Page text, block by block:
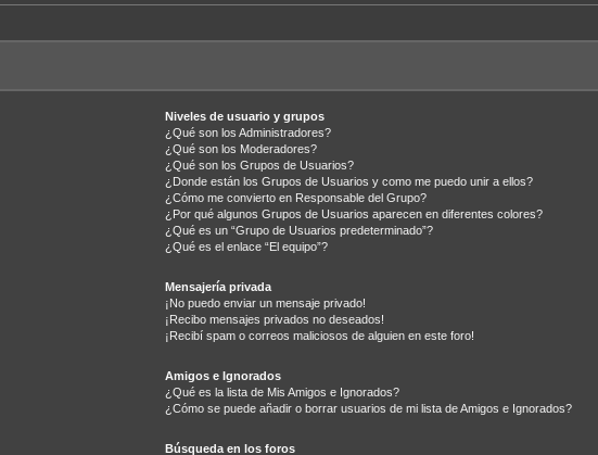
Niveles de usuario y grupos
¿Qué son los Administradores?
¿Qué son los Moderadores?
¿Qué son los Grupos de Usuarios?
¿Donde están los Grupos de Usuarios y como me puedo unir a ellos?
¿Cómo me convierto en Responsable del Grupo?
¿Por qué algunos Grupos de Usuarios aparecen en diferentes colores?
¿Qué es un “Grupo de Usuarios predeterminado”?
¿Qué es el enlace “El equipo”?
Mensajería privada
¡No puedo enviar un mensaje privado!
¡Recibo mensajes privados no deseados!
¡Recibí spam o correos maliciosos de alguien en este foro!
Amigos e Ignorados
¿Qué es la lista de Mis Amigos e Ignorados?
¿Cómo se puede añadir o borrar usuarios de mi lista de Amigos e Ignorados?
Búsqueda en los foros